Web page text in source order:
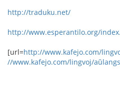
http://traduku.net/
http://www.esperantilo.org/
[url=http://www.kafejo.com/
//www.kafejo.com/lingvoj/